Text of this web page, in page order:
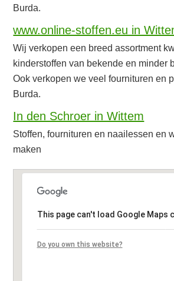
Burda.
www.online-stoffen.eu in
Wij verkopen een breed assortment
kinderstoffen van bekende en minder
Ook verkopen we veel fournituren en
Burda.
In den Schroer in Wittem
Stoffen, fournituren en naailessen en
maken
This page can't load Google Maps
Do you own this website?